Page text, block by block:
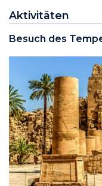
Aktivitäten
Besuch des